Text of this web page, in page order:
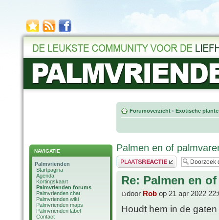
NAVIGATIE
Palmvrienden
Startpagina
Agenda
Kortingskaart
Palmvrienden forums
Palmvrienden chat
Palmvrienden wiki
Palmvrienden maps
Palmvrienden label
Contact
Forumoverzicht ‹ Exotische
Palmen en of
Plaats een reactie
Re: Palmen en
door Rob op 21 apr 2022
Houdt hem in de